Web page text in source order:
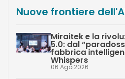
Nuove frontiere
Miraitek e la
5.0: dal
fabbrica
Whispers
06 Ago 2026